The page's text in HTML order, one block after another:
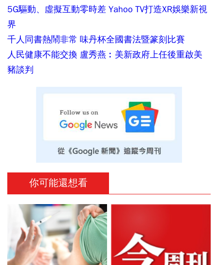
5G驅動、虛擬互動零時差 Yahoo TV打造XR娛樂新視
界
千人同書熱鬧非常 味丹杯全國書法暨篆刻比賽
人民健康不能交換 盧秀燕︰美新政府上任後重啟美
豬談判
你可能還想看